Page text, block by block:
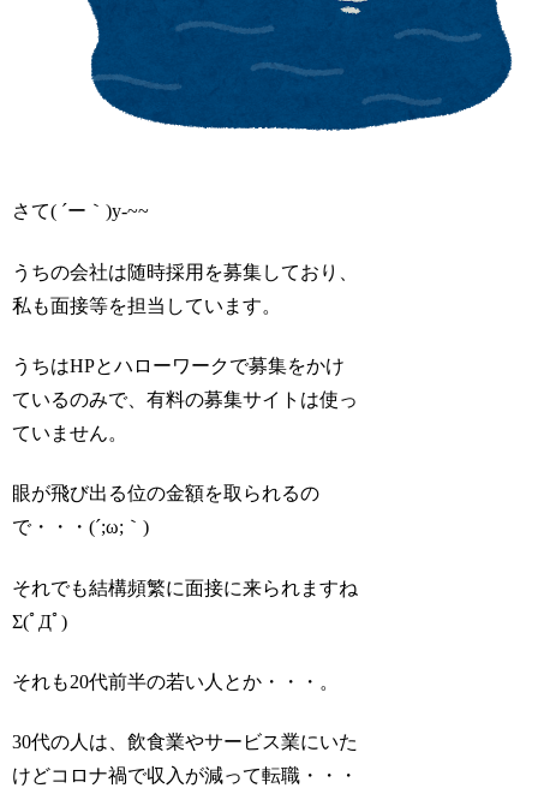
さて( ´ー｀)y-~~
うちの会社は随時採用を募集しており、
私も面接等を担当しています。
うちはHPとハローワークで募集をかけ
ているのみで、有料の募集サイトは使っ
ていません。
眼が飛び出る位の金額を取られるの
で・・・(´;ω;｀)
それでも結構頻繁に面接に来られますね
Σ(ﾟДﾟ)
それも20代前半の若い人とか・・・。
30代の人は、飲食業やサービス業にいた
けどコロナ禍で収入が減って転職・・・